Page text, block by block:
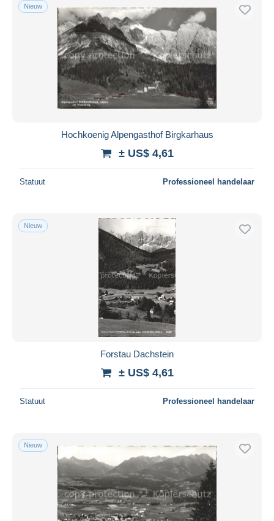
Nieuw
Hochkoenig Alpengasthof Birgkarhaus
± US$ 4,61
Statuut Professioneel handelaar
Nieuw
Forstau Dachstein
± US$ 4,61
Statuut Professioneel handelaar
Nieuw